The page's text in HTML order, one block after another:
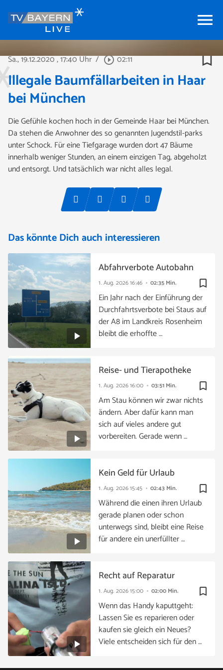
menu
Sa., 19.12.2020, 17:40 Uhr / play_circle_outline02:11 bookmark_border
Illegale Baumfällarbeiten in Haar
bei München
Die Gefühle kochen hoch in der Gemeinde Haar bei München.
Da stehen die Anwohner des so genannten Jugendstil-parks
unter Schock. Für eine Tiefgarage wurden dort 47 Bäume
innerhalb weniger Stunden, an einem einzigen Tag, abgeholzt
und entsorgt. Und tatsächlich war nicht alles legal.
Das könnte Dich auch interessieren
bookmark_border
1. Aug. 202616:46 02:35 Min.
Abfahrverbote Autobahn
Ein Jahr nach der Einführung der
Durchfahrtsverbote bei Staus auf
der A8 im Landkreis Rosenheim
bleibt die erhoffte …
bookmark_border
1. Aug. 202616:00 03:51 Min.
Reise- und Tierapotheke
Am Stau können wir zwar nichts
ändern. Aber dafür kann man
sich auf vieles andere gut
vorbereiten. Gerade wenn …
bookmark_border
1. Aug. 202615:45 02:43 Min.
Kein Geld für Urlaub
Während die einen ihren Urlaub
gerade planen oder schon
unterwegs sind, bleibt eine Reise
für andere ein unerfüllter …
bookmark_border
1. Aug. 202615:00 02:00 Min.
Recht auf Reparatur
Wenn das Handy kaputtgeht:
Lassen Sie es reparieren oder
kaufen sie gleich ein Neues?
Viele entscheiden sich für den …